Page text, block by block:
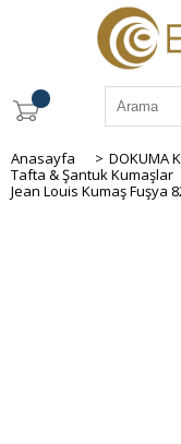
Anasayfa > DOKUMA
Tafta & Şantuk Kumaşlar
Jean Louis Kumaş Fuşya